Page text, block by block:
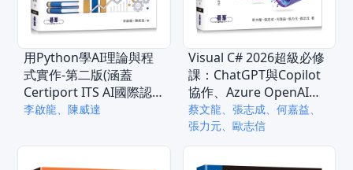
用Python學AI理論與程
式實作-第二版(涵蓋
Certiport ITS AI國際認證
模擬試題)(電子書)
李啟龍、陳威達
Visual C# 2026超級必修
課：ChatGPT與Copilot
協作、Azure OpenAI實
戰開發(電子書)
蔡文龍、張志成、何嘉益、
張力元、歐志信